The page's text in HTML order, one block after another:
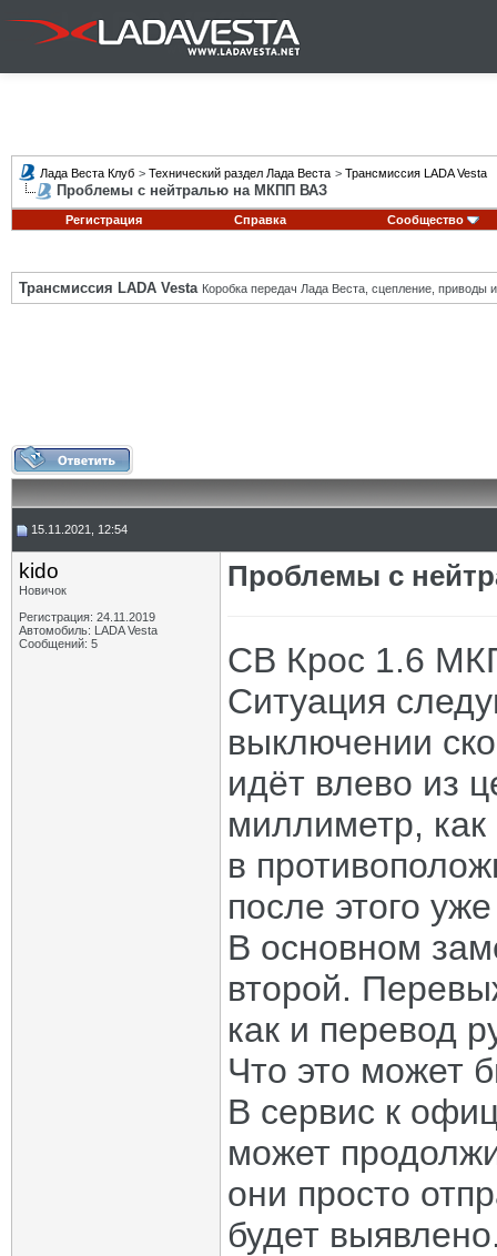
Лада Веста Клуб > Технический раздел Лада Веста > Трансмиссия LADA Vesta
Проблемы с нейтралью на МКПП ВАЗ
Регистрация Справка Сообщество
Трансмиссия LADA Vesta Коробка передач Лада Веста, сцепление, приводы и
15.11.2021, 12:54
kido
Новичок
Регистрация: 24.11.2019
Автомобиль: LADA Vesta
Сообщений: 5
Проблемы с
СВ Крос 1.6
Ситуация
выключении
идёт влево из
миллиметр, как
в
после этого
В основном
второй.
как и перевод
Что это может
В сервис к
может
они просто
будет